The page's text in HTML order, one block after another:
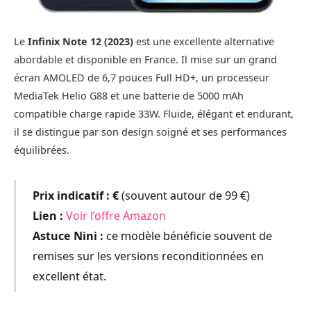
Le Infinix Note 12 (2023) est une excellente alternative
abordable et disponible en France. Il mise sur un grand
écran AMOLED de 6,7 pouces Full HD+, un processeur
MediaTek Helio G88 et une batterie de 5000 mAh
compatible charge rapide 33W. Fluide, élégant et endurant,
il se distingue par son design soigné et ses performances
équilibrées.
Prix indicatif : €(souvent autour de 99 €)
Lien : Voir l’offre Amazon
Astuce Nini : ce modèle bénéficie souvent de
remises sur les versions reconditionnées en
excellent état.